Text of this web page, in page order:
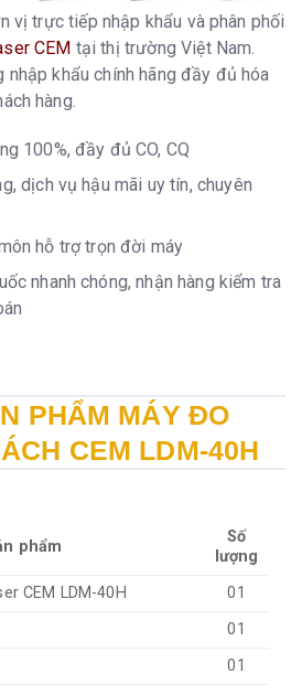
vị trực tiếp nhập khẩu và phân phối
CEM tại thị trường Việt Nam.
nhập khẩu chính hãng đầy đủ hóa
hàng.
100%, đầy đủ CO, CQ
dịch vụ hậu mãi uy tín, chuyên
hỗ trợ trọn đời máy
nhanh chóng, nhận hàng kiểm tra
PHẨM MÁY ĐO
CEM LDM-40H
phẩm
Số
lượng
CEM LDM-40H
01
01
01